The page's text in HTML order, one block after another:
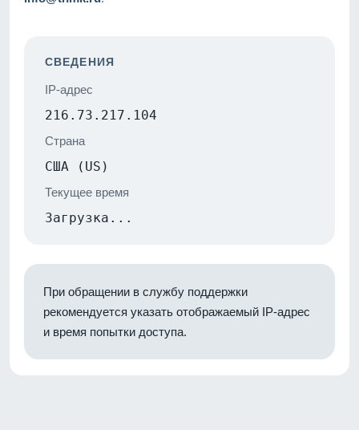
СВЕДЕНИЯ
IP-адрес
216.73.217.104
Страна
США (US)
Текущее время
Загрузка...
При обращении в службу поддержки
рекомендуется указать отображаемый IP-адрес
и время попытки доступа.